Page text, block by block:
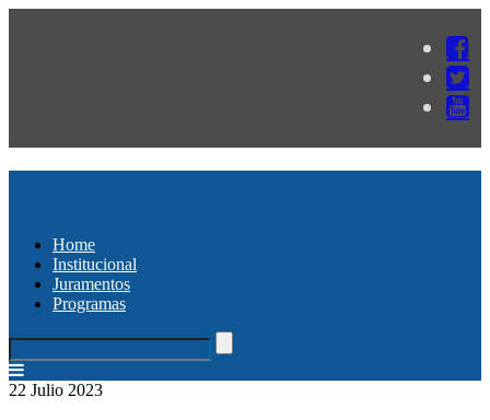
Home
Institucional
Juramentos
Programas
22 Julio 2023